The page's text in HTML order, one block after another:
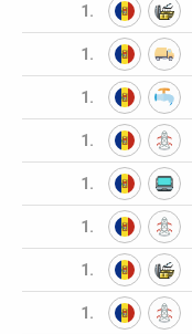
1.
1.
1.
1.
1.
1.
1.
1.